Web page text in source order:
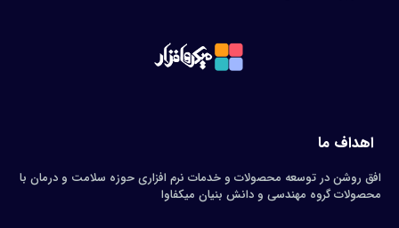
اهداف ما
افق روشن در توسعه محصولات و خدمات نرم افزاری حوزه سلامت و درمان با
محصولات گروه مهندسی و دانش بنیان میکفاوا